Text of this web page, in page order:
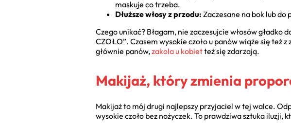
maskuje co trzeba.
Dłuższe włosy z przodu: Zaczesane na bok lub do
Czego unikać? Błagam, nie zaczesujcie włosów gładko
CZOŁO”. Czasem wysokie czoło u panów wiąże się
głównie panów,zakola u kobietteż się zdarzają.
Makijaż, który zmienia
Makijaż to mój drugi najlepszy przyjaciel w tej walce.
wysokie czoło bez nożyczek. To prawdziwa sztuka iluzji,